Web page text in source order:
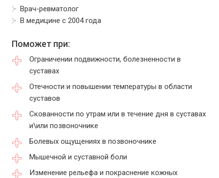
Врач-ревматолог
В медицине с 2004 года
Поможет при:
Ограничении подвижности, болезненности в
суставах
Отечности и повышении температуры в области
суставов
Скованности по утрам или в течение дня в суставах
и\или позвоночнике
Болевых ощущениях в позвоночнике
Мышечной и суставной боли
Изменение рельефа и покраснение кожных